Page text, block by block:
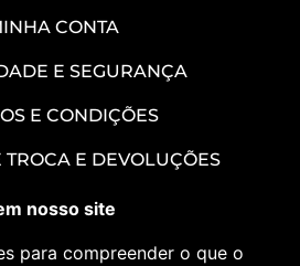
CONTA
E SEGURANÇA
E CONDIÇÕES
E DEVOLUÇÕES
CONTATO
nosso site
para compreender o que o